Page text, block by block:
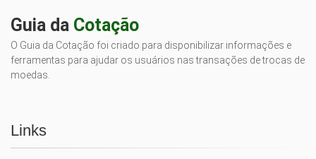
Guia da Cotação
O Guia da Cotação foi criado para disponibilizar informações e
ferramentas para ajudar os usuários nas transações de trocas de
moedas.
Links